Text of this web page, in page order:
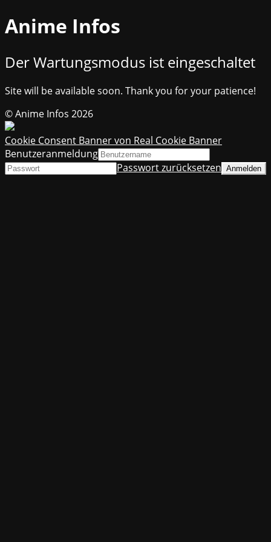
Anime Infos
Der Wartungsmodus ist eingeschaltet
Site will be available soon. Thank you for your patience!
© Anime Infos 2026
Cookie Consent Banner von Real Cookie Banner
Benutzeranmeldung
Passwort zurücksetzen